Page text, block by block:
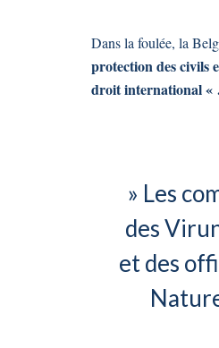
Dans la foulée, la
protection des civils
droit international «
» Les
des
et des